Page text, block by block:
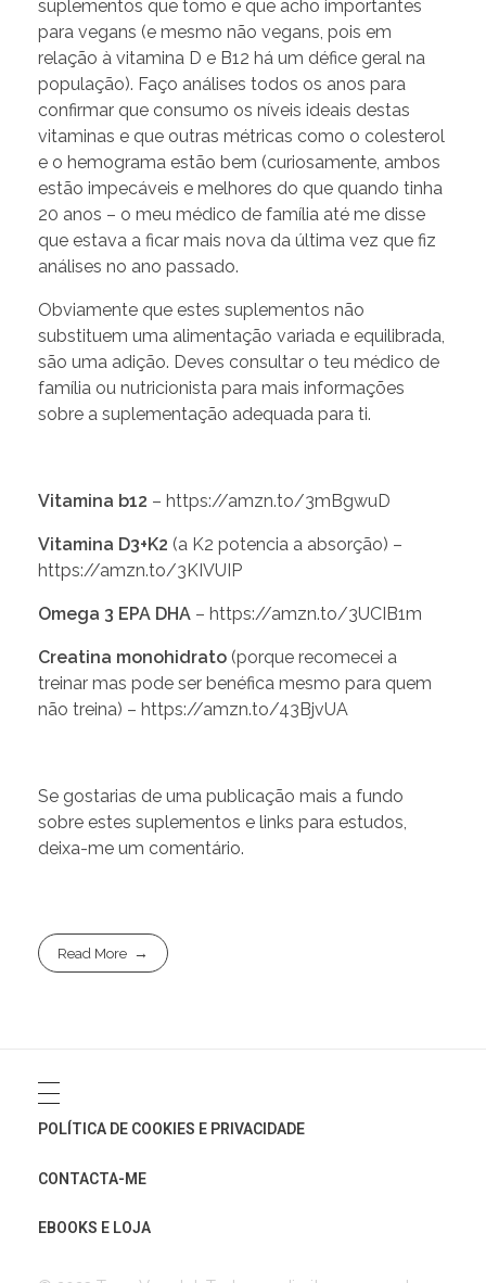
suplementos que tomo e que acho importantes
para vegans (e mesmo não vegans, pois em
relação à vitamina D e B12 há um défice geral na
população). Faço análises todos os anos para
confirmar que consumo os níveis ideais destas
vitaminas e que outras métricas como o colesterol
e o hemograma estão bem (curiosamente, ambos
estão impecáveis e melhores do que quando tinha
20 anos – o meu médico de família até me disse
que estava a ficar mais nova da última vez que fiz
análises no ano passado.
Obviamente que estes suplementos não
substituem uma alimentação variada e equilibrada,
são uma adição. Deves consultar o teu médico de
família ou nutricionista para mais informações
sobre a suplementação adequada para ti.
Vitamina b12 – https://amzn.to/3mBgwuD
Vitamina D3+K2 (a K2 potencia a absorção) –
https://amzn.to/3KIVUIP
Omega 3 EPA DHA – https://amzn.to/3UCIB1m
Creatina monohidrato (porque recomecei a
treinar mas pode ser benéfica mesmo para quem
não treina) – https://amzn.to/43BjvUA
Se gostarias de uma publicação mais a fundo
sobre estes suplementos e links para estudos,
deixa-me um comentário.
Read More
POLÍTICA DE COOKIES E PRIVACIDADE
CONTACTA-ME
EBOOKS E LOJA